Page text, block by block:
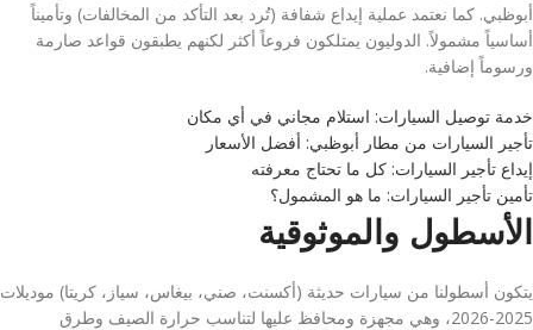
أبوظبي. كما نعتمد عملية إيداع شفافة (تُرد بعد التأكد من المخالفات) وتأميناً
أساسياً مشمولاً. الدوليون يمتلكون فروعاً أكثر لكنهم يطبقون قواعد صارمة
ورسوماً إضافية.
خدمة توصيل السيارات: استلام مجاني في أي مكان
تأجير السيارات من مطار أبوظبي: أفضل الأسعار
إيداع تأجير السيارات: كل ما تحتاج معرفته
تأمين تأجير السيارات: ما هو المشمول؟
الأسطول والموثوقية
يتكون أسطولنا من سيارات حديثة (أكسنت، صني، بيغاس، سياز، كريتا) موديلات
2025-2026، وهي مجهزة ومحافظ عليها لتناسب حرارة الصيف وطرق